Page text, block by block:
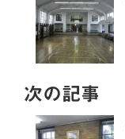
次の記事